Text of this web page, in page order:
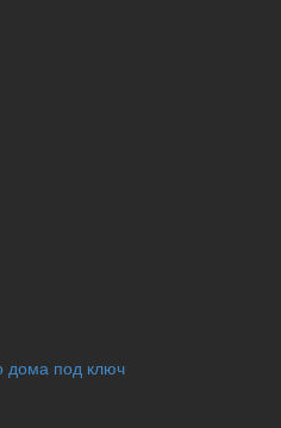
дома под ключ